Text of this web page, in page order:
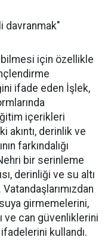
davranmak"
için özellikle
ifade eden İşlek,
içerikleri
akıntı, derinlik ve
farkındalığı
bir serinleme
derinliği ve su altı
Vatandaşlarımızdan
girmemelerini,
ve can güvenliklerini
kullandı.